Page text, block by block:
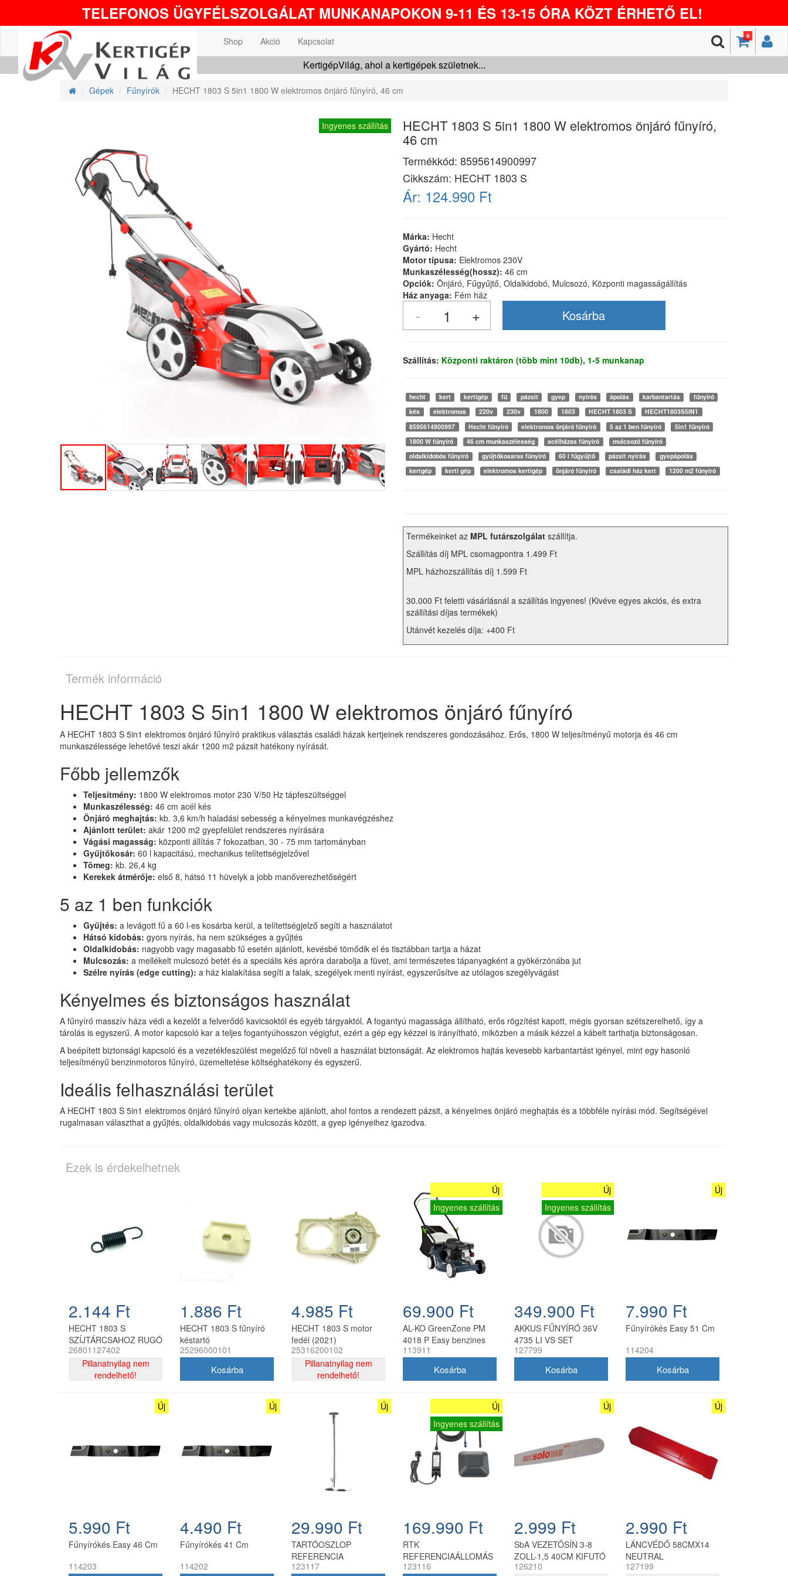
TELEFONOS ÜGYFÉLSZOLGÁLAT MUNKANAPOKON 9-11 ÉS 13-15 ÓRA KÖZT ÉRHETŐ EL!
0
Shop Akció Kapcsolat
KertigépVilág, ahol a kertigépek születnek...
Gépek Fűnyírók HECHT 1803 S 5in1 1800 W elektromos önjáró fűnyíró, 46 cm
Ingyenes szállítás HECHT 1803 S 5in1 1800 W elektromos önjáró fűnyíró,
46 cm
Termékkód: 8595614900997
Cikkszám: HECHT 1803 S
Ár: 124.990 Ft
Márka: Hecht
Gyártó: Hecht
Motor típusa: Elektromos 230V
Munkaszélesség(hossz): 46 cm
Opciók: Önjáró, Fűgyűjtő, Oldalkidobó, Mulcsozó, Központi magasságállítás
Ház anyaga: Fém ház
Szállítás: Központi raktáron (több mint 10db), 1-5 munkanap
hecht kert kertigép fű pázsit gyep nyírás ápolás karbantartás
fűnyíró
kés
elektromos 220v 230v 1800 1803 HECHT 1803 S
HECHT1803S5IN1
8595614900997
Hecht fűnyíró elektromos önjáró fűnyíró 5 az 1 ben fűnyíró
5in1 fűnyíró
1800 W fűnyíró
46 cm munkaszélesség acélházas fűnyíró
mulcsozó fűnyíró
oldalkidobós fűnyíró
gyűjtőkosaras fűnyíró 60 l fűgyűjtő pázsit nyírás
gyepápolás
kertgép
kerti gép elektromos kertigép önjáró fűnyíró családi ház kert 1200 m2 fűnyíró
Termékeinket az MPL futárszolgálat szállítja.
Szállítás díj MPL csomagpontra 1.499 Ft
MPL házhozszállítás díj 1.599 Ft
30.000 Ft feletti vásárlásnál a szállítás ingyenes! (Kivéve egyes akciós, és extra
szállítási díjas termékek)
Utánvét kezelés díja: +400 Ft
Termék információ
HECHT 1803 S 5in1 1800 W elektromos önjáró fűnyíró
A HECHT 1803 S 5in1 elektromos önjáró fűnyíró praktikus választás családi házak kertjeinek rendszeres gondozásához. Erős, 1800 W teljesítményű motorja és 46 cm
munkaszélessége lehetővé teszi akár 1200 m2 pázsit hatékony nyírását.
Főbb jellemzők
Teljesítmény: 1800 W elektromos motor 230 V/50 Hz tápfeszültséggel
Munkaszélesség: 46 cm acél kés
Önjáró meghajtás: kb. 3,6 km/h haladási sebesség a kényelmes munkavégzéshez
Ajánlott terület: akár 1200 m2 gyepfelület rendszeres nyírására
Vágási magasság: központi állítás 7 fokozatban, 30 - 75 mm tartományban
Gyűjtőkosár: 60 l kapacitású, mechanikus telítettségjelzővel
Tömeg: kb. 26,4 kg
Kerekek átmérője: első 8, hátsó 11 hüvelyk a jobb manőverezhetőségért
5 az 1 ben funkciók
Gyűjtés: a levágott fű a 60 l-es kosárba kerül, a telítettségjelző segíti a használatot
Hátsó kidobás: gyors nyírás, ha nem szükséges a gyűjtés
Oldalkidobás: nagyobb vagy magasabb fű esetén ajánlott, kevésbé tömődik el és tisztábban tartja a házat
Mulcsozás: a mellékelt mulcsozó betét és a speciális kés apróra darabolja a füvet, ami természetes tápanyagként a gyökérzónába jut
Szélre nyírás (edge cutting): a ház kialakítása segíti a falak, szegélyek menti nyírást, egyszerűsítve az utólagos szegélyvágást
Kényelmes és biztonságos használat
A fűnyíró masszív háza védi a kezelőt a felverődő kavicsoktól és egyéb tárgyaktól. A fogantyú magassága állítható, erős rögzítést kapott, mégis gyorsan szétszerelhető, így a
tárolás is egyszerű. A motor kapcsoló kar a teljes fogantyúhosszon végigfut, ezért a gép egy kézzel is irányítható, miközben a másik kézzel a kábelt tarthatja biztonságosan.
A beépített biztonsági kapcsoló és a vezetékfeszülést megelőző fül növeli a használat biztonságát. Az elektromos hajtás kevesebb karbantartást igényel, mint egy hasonló
teljesítményű benzinmotoros fűnyíró, üzemeltetése költséghatékony és egyszerű.
Ideális felhasználási terület
A HECHT 1803 S 5in1 elektromos önjáró fűnyíró olyan kertekbe ajánlott, ahol fontos a rendezett pázsit, a kényelmes önjáró meghajtás és a többféle nyírási mód. Segítségével
rugalmasan választhat a gyűjtés, oldalkidobás vagy mulcsozás között, a gyep igényeihez igazodva.
Ezek is érdekelhetnek
2.144 Ft
HECHT 1803 S
SZÍJTÁRCSAHOZ RUGÓ
26801127402
Pillanatnyilag nem
rendelhető!
1.886 Ft
HECHT 1803 S fűnyíró
késtartó
25296000101
4.985 Ft
HECHT 1803 S motor
fedél (2021)
25316200102
Pillanatnyilag nem
rendelhető!
Új
Ingyenes szállítás
69.900 Ft
AL-KO GreenZone PM
4018 P Easy benzines
fűnyíró 40 cm
113911
Új
Ingyenes szállítás
349.900 Ft
AKKUS FŰNYÍRÓ 36V
4735 LI VS SET
127799
Új
7.990 Ft
Fűnyírókés Easy 51 Cm
114204
Új
5.990 Ft
Fűnyírókés Easy 46 Cm
114203
Új
4.490 Ft
Fűnyírókés 41 Cm
114202
Új
29.990 Ft
TARTÓOSZLOP
REFERENCIA
PONTHOZ
123117
Új
Ingyenes szállítás
169.990 Ft
RTK
REFERENCIAÁLLOMÁS
123116
Új
2.999 Ft
SbA VEZETŐSÍN 3-8
ZOLL-1,5 40CM KIFUTÓ
TERMÉK
126210
Új
2.990 Ft
LÁNCVÉDŐ 58CMX14
NEUTRAL
127199